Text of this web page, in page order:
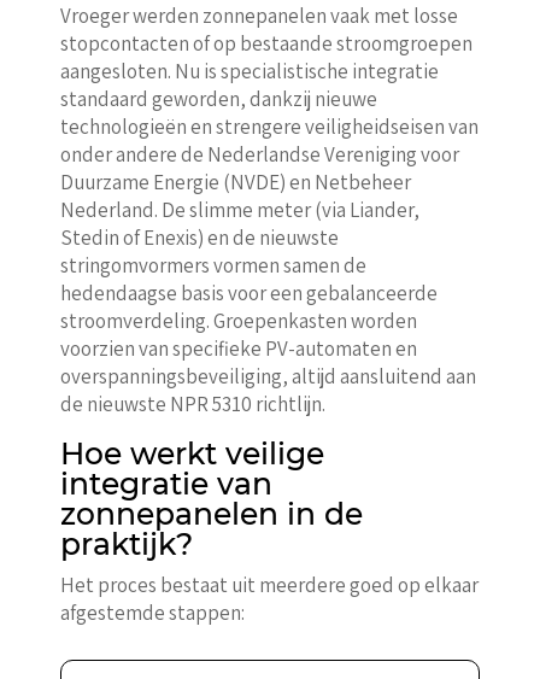
Vroeger werden zonnepanelen vaak met losse
stopcontacten of op bestaande stroomgroepen
aangesloten. Nu is specialistische integratie
standaard geworden, dankzij nieuwe
technologieën en strengere veiligheidseisen van
onder andere de Nederlandse Vereniging voor
Duurzame Energie (NVDE) en Netbeheer
Nederland. De slimme meter (via Liander,
Stedin of Enexis) en de nieuwste
stringomvormers vormen samen de
hedendaagse basis voor een gebalanceerde
stroomverdeling. Groepenkasten worden
voorzien van specifieke PV-automaten en
overspanningsbeveiliging, altijd aansluitend aan
de nieuwste NPR 5310 richtlijn.
Hoe werkt veilige
integratie van
zonnepanelen in de
praktijk?
Het proces bestaat uit meerdere goed op elkaar
afgestemde stappen: